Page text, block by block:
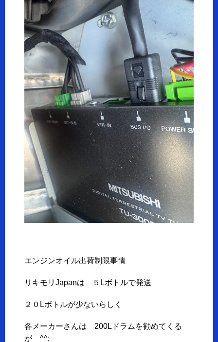
エンジンオイル出荷制限事情
リキモリJapanは ５Lボトルで発送
２０Lボトルが少ないらしく
各メーカーさんは 200Lドラムを勧めてくる
が ^^;